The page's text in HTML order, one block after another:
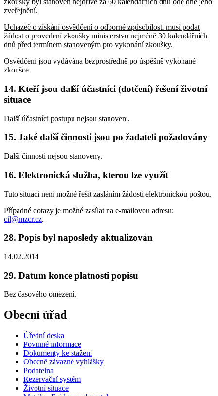
zkoušky byl stanoven nejdříve za 60 kalendářních dnů ode dne jeho
zveřejnění.
Uchazeč o získání osvědčení o odborné způsobilosti musí podat
žádost o provedení zkoušky ministerstvu nejméně 30 kalendářních
dnů před termínem stanoveným pro vykonání zkoušky.
Osvědčení jsou vydávána bezprostředně po úspěšně vykonané
zkoušce.
14. Kteří jsou další účastníci (dotčení) řešení životní
situace
Další účastníci postupu nejsou stanoveni.
15. Jaké další činnosti jsou po žadateli požadovány
Další činnosti nejsou stanoveny.
16. Elektronická služba, kterou lze využít
Tuto situaci není možné řešit zasláním žádosti elektronickou poštou.
Případné dotazy je možné zasílat na e-mailovou adresu:
cil@mzcr.cz.
28. Popis byl naposledy aktualizován
14.02.2014
29. Datum konce platnosti popisu
Bez časového omezení.
Obecní úřad
Úřední deska
Povinné informace
Dokumenty ke stažení
Obecně závazné vyhlášky
Podatelna
Rezervační systém
Životní situace